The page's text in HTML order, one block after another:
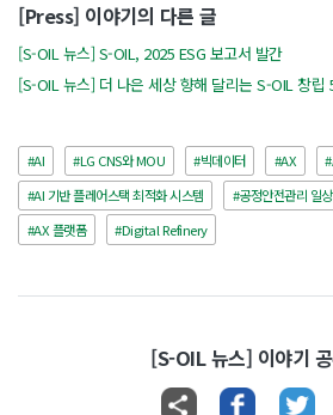
[Press] 이야기의 다른 글
[S-OIL 뉴스] S-OIL, 2025 ESG 보고서 발간
[S-OIL 뉴스] 더 나은 세상 향해 달리는 S-OIL 창립
#AI #LG CNS와 MOU #빅데이터 #AX
#AI 기반 플레어스택 최적화 시스템
#공정안전관리 일
#AX 플랫폼
#Digital Refinery
[S-OIL 뉴스] 이야기